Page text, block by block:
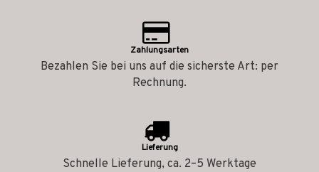
Zahlungsarten
Bezahlen Sie bei uns auf die sicherste Art: per
Rechnung.
Lieferung
Schnelle Lieferung, ca. 2–5 Werktage